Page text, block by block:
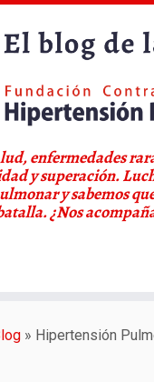
enfermedades
y superación.
y sabemos
¿Nos
» Hipertensión